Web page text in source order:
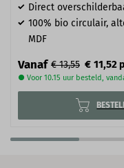
Direct
100% bio circulair,
MDF
Vanaf € 13,55 € 11,52
● Voor 10.15 uur besteld,